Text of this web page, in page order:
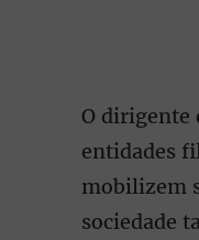
O dirigente
entidades
mobilizem
sociedade